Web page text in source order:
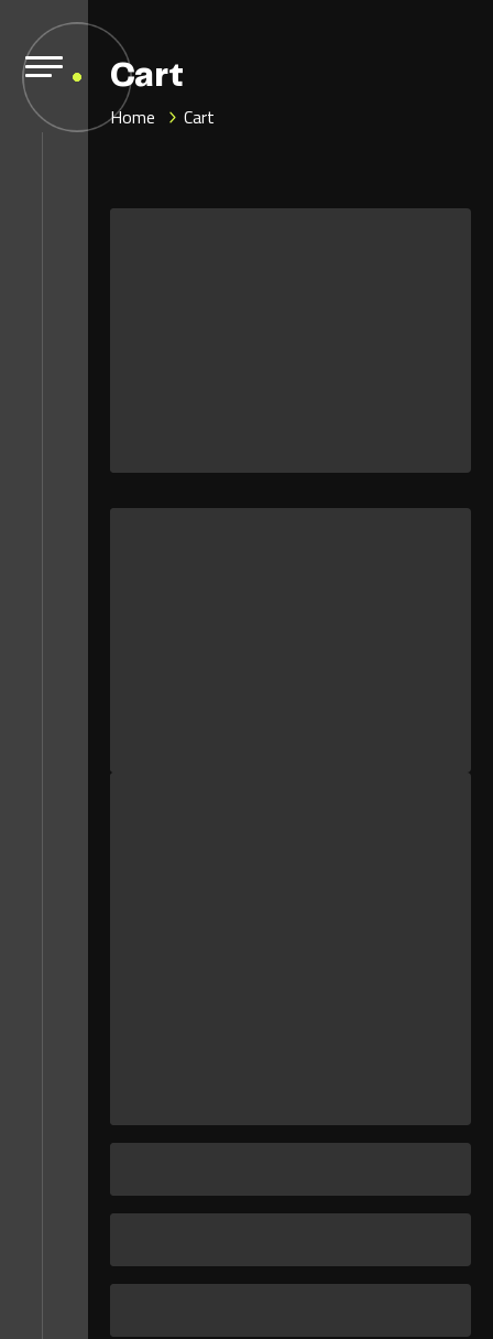
Cart
Home Cart